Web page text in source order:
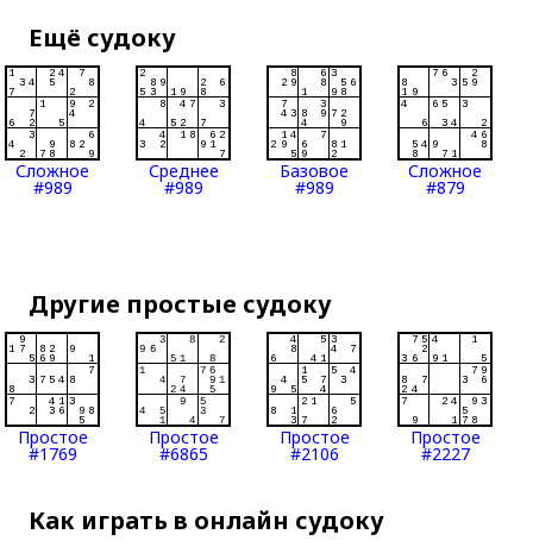
Ещё судоку
Сложное
#989
Среднее
#989
Базовое
#989
Сложное
#879
Другие простые судоку
Простое
#1769
Простое
#6865
Простое
#2106
Простое
#2227
Как играть в онлайн судоку